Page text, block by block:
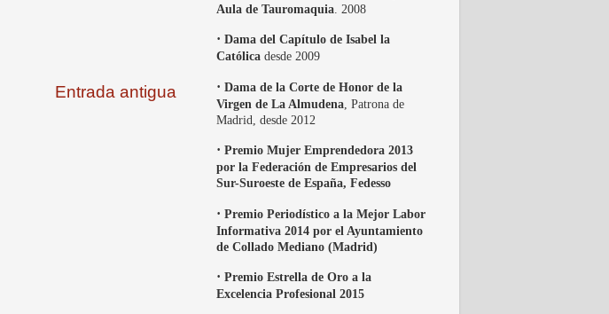
Entrada antigua
Aula de Tauromaquia . 2008
· Dama del Capítulo de Isabel la
Católica desde 2009
· Dama de la Corte de Honor de la
Virgen de La Almudena , Patrona de
Madrid, desde 2012
· Premio Mujer Emprendedora 2013
por la Federación de Empresarios del
Sur-Suroeste de España, Fedesso
· Premio Periodístico a la Mejor Labor
Informativa 2014 por el Ayuntamiento
de Collado Mediano (Madrid)
· Premio Estrella de Oro a la
Excelencia Profesional 2015